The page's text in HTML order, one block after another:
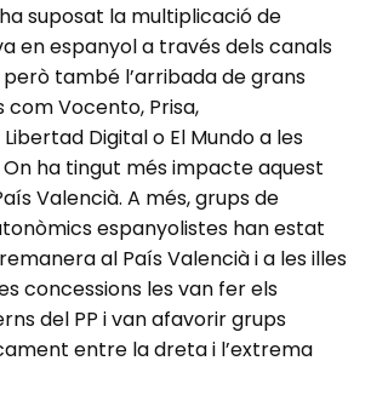
suposat la multiplicació de
en espanyol a través dels canals
també l’arribada de grans
Vocento, Prisa,
Digital o El Mundo a les
ha tingut més impacte aquest
Valencià. A més, grups de
espanyolistes han estat
al País Valencià i a les illes
concessions les van fer els
del PP i van afavorir grups
entre la dreta i l’extrema